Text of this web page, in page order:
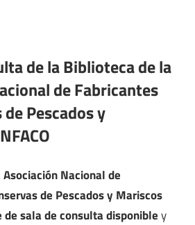
de la Biblioteca de la
de Fabricantes
Pescados y
Nacional de
de Pescados y Mariscos
de sala de consulta disponibley